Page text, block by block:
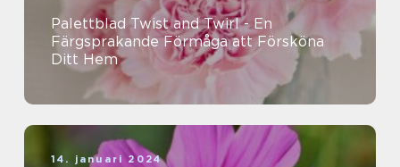
Palettblad Twist and Twirl - En
Färgsprakande Förmåga att Försköna
Ditt Hem
14. januari 2024